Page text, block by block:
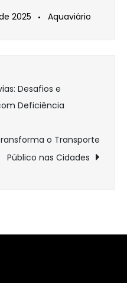
2025 Aquaviário
Desafios e
Deficiência
o Transporte
Público nas Cidades